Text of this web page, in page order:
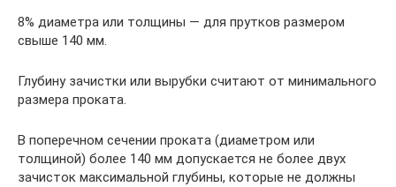
8% диаметра или толщины — для прутков размером
свыше 140 мм.
Глубину зачистки или вырубки считают от минимального
размера проката.
В поперечном сечении проката (диаметром или
толщиной) более 140 мм допускается не более двух
зачисток максимальной глубины, которые не должны